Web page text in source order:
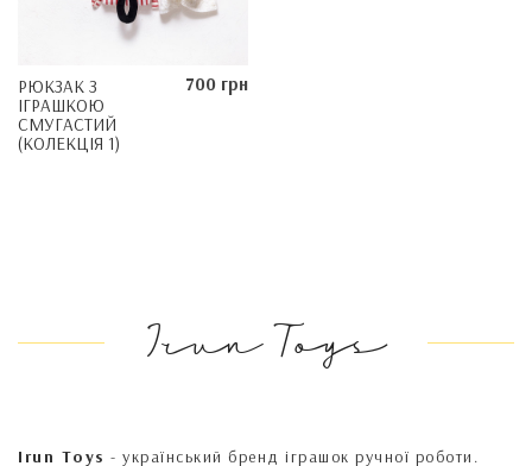
РЮКЗАК З
ІГРАШКОЮ
СМУГАСТИЙ
(КОЛЕКЦІЯ 1)
700 грн
Irun Toys
Irun Toys - український бренд іграшок ручної роботи.